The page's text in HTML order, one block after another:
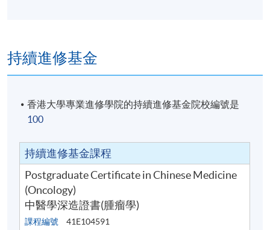
修業期
一年兼讀制
地點
金鐘教學中心
持續進修基金
香港大學專業進修學院的持續進修基金院校編號是
100
持續進修基金課程
Postgraduate Certificate in Chinese Medicine
(Oncology)
中醫學深造證書(腫瘤學)
課程編號
41E104591